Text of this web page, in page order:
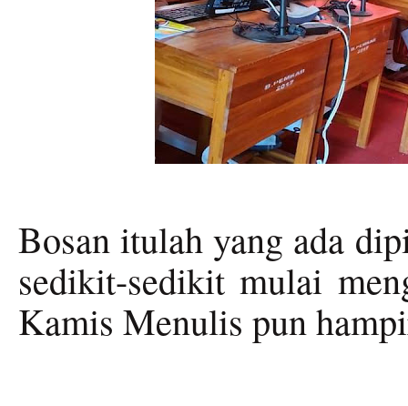
Bosan itulah yang ada
sedikit-sedikit mulai
Kamis Menulis pun